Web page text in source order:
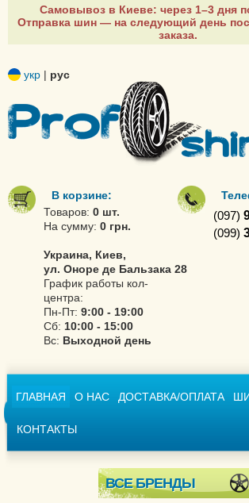
Самовывоз в Киеве: через 1–3 дня
Отправка шин — на следующий день
заказа.
укр | рус
В корзине:
Товаров: 0 шт.
На сумму: 0 грн.
Украина, Киев,
ул. Оноре де Бальзака 28
График работы кол-
центра:
Пн-Пт: 9:00 - 19:00
Сб: 10:00 - 15:00
Вс: Выходной день
(097)
(099)
ГЛАВНАЯ О НАС ДОСТАВКА/ОПЛАТА
КОНТАКТЫ
ВСЕ БРЕНДЫ